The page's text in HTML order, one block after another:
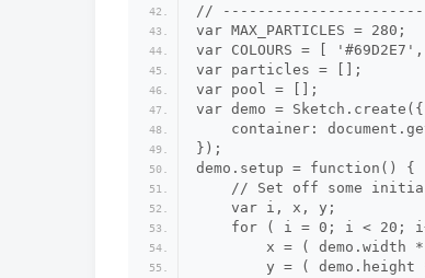
//
var MAX_PARTICLES = 280;
var COLOURS = [
var particles = [];
var pool = [];
var demo = Sketch.create({
container:
});
demo.setup = function() {
// Set off some
    var i, x, y;
for ( i = 0; i < 20;
x = ( demo.width
y = ( demo.height